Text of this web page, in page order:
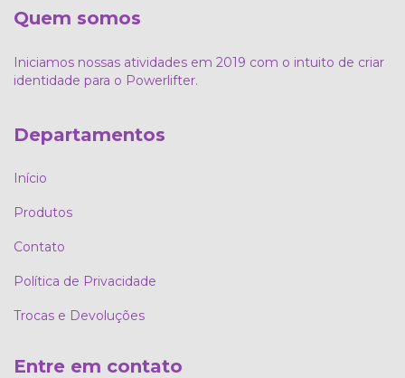
Quem somos
Iniciamos nossas atividades em 2019 com o intuito de criar
identidade para o Powerlifter.
Departamentos
Início
Produtos
Contato
Política de Privacidade
Trocas e Devoluções
Entre em contato